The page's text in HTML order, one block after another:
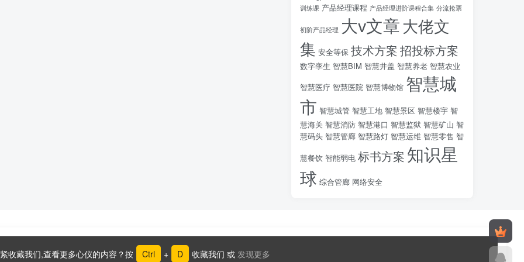
训练课 产品经理课程 产品经理进阶课程合集 分流抢票
初阶产品经理 大v文章大佬文
集 安全等保 技术方案招投标方案
数字孪生 智慧BIM 智慧井盖 智慧养老 智慧农业
智慧医疗 智慧医院 智慧博物馆 智慧城
市 智慧城管 智慧工地 智慧景区 智慧楼宇 智
慧海关 智慧消防 智慧港口 智慧监狱 智慧矿山 智
慧码头 智慧管廊 智慧路灯 智慧运维 智慧零售 智
慧餐饮 智能弱电 标书方案 知识星
球 综合管廊 网络安全
收藏我们,查看更多心仪的内容？按 Ctrl + D 收藏我们 或 发现更多